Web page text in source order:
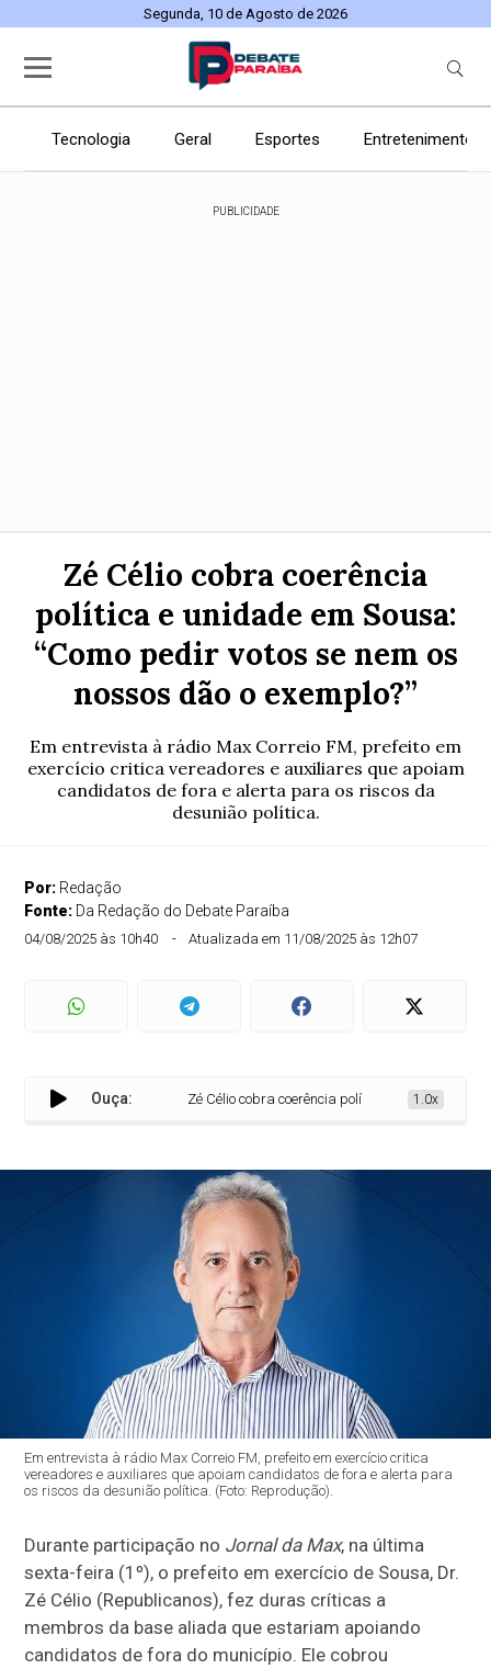
Segunda, 10 de Agosto de 2026
Tecnologia Geral Esportes Entretenimento
PUBLICIDADE
Zé Célio cobra coerência
política e unidade em Sousa:
“Como pedir votos se nem os
nossos dão o exemplo?”
Em entrevista à rádio Max Correio FM, prefeito em
exercício critica vereadores e auxiliares que apoiam
candidatos de fora e alerta para os riscos da
desunião política.
Por: Redação
Fonte: Da Redação do Debate Paraíba
04/08/2025 às 10h40 Atualizada em 11/08/2025 às 12h07
Ouça: Zé Célio cobra coerência política e unidade em
1.0x
Em entrevista à rádio Max Correio FM, prefeito em exercício critica
vereadores e auxiliares que apoiam candidatos de fora e alerta para
os riscos da desunião política. (Foto: Reprodução).
Durante participação no Jornal da Max, na última
sexta-feira (1º), o prefeito em exercício de Sousa, Dr.
Zé Célio (Republicanos), fez duras críticas a
membros da base aliada que estariam apoiando
candidatos de fora do município. Ele cobrou